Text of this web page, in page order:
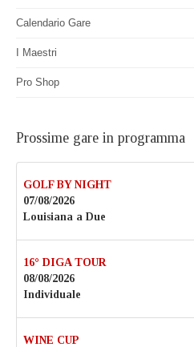
Calendario Gare
I Maestri
Pro Shop
Prossime gare in programma
GOLF BY NIGHT
07/08/2026
Louisiana a Due
16° DIGA TOUR
08/08/2026
Individuale
WINE CUP